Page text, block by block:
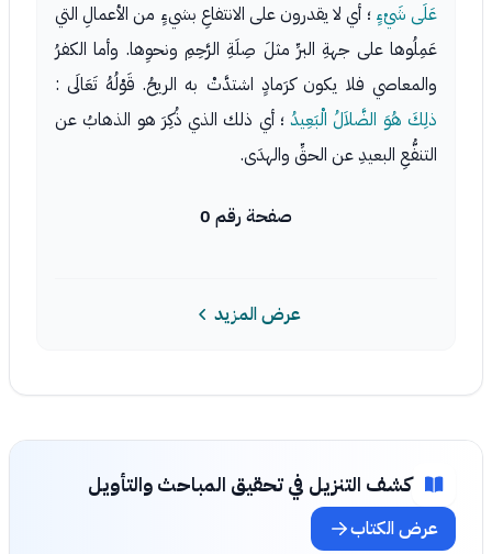
عَلَى شَيْءٍ؛ أي لا يقدرون على الانتفاعِ بشيءٍ من الأعمالِ التي
عَمِلُوها على جهةِ البرِّ مثلَ صِلَةِ الرَّحِمِ ونحوِها. وأما الكفرُ
والمعاصي فلا يكون كرَمادٍ اشتدَّتْ به الريحُ. قَوْلُهُ تَعَالَى :
ذلِكَ هُوَ الضَّلاَلُ الْبَعِيدُ؛ أي ذلك الذي ذُكِرَ هو الذهابُ عن
التنفُّعِ البعيدِ عن الحقِّ والهدَى.
صفحة رقم 0
عرض المزيد
كشف التنزيل في تحقيق المباحث والتأويل
عرض الكتاب